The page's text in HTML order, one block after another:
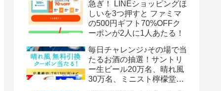
急ぎ！ LINEショッピングほ
しいを3つ押すと ファミマ
の500円ギフト70%OFFク
ーポンが2人に1人あたる！
毎日チャレンジ♪その場で当
たるお酒の抽選！サントリ
ー生ビール20万名、晴れ風
30万名、ミニスト檸檬堂2